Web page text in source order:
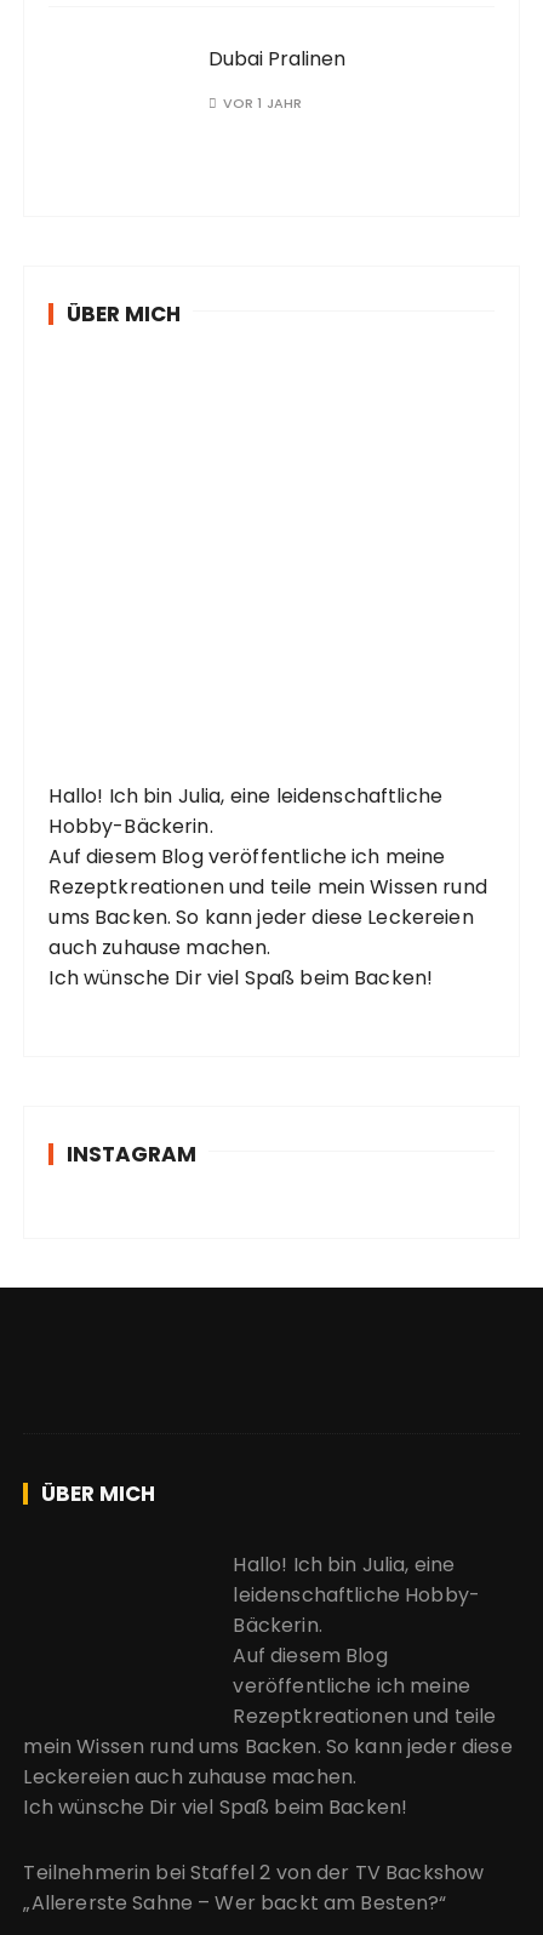
Dubai Pralinen
VOR 1 JAHR
ÜBER MICH
Hallo! Ich bin Julia, eine leidenschaftliche
Hobby-Bäckerin.
Auf diesem Blog veröffentliche ich meine
Rezeptkreationen und teile mein Wissen rund
ums Backen. So kann jeder diese Leckereien
auch zuhause machen.
Ich wünsche Dir viel Spaß beim Backen!
INSTAGRAM
ÜBER MICH
Hallo! Ich bin Julia, eine
leidenschaftliche Hobby-
Bäckerin.
Auf diesem Blog
veröffentliche ich meine
Rezeptkreationen und teile
mein Wissen rund ums Backen. So kann jeder diese
Leckereien auch zuhause machen.
Ich wünsche Dir viel Spaß beim Backen!
Teilnehmerin bei Staffel 2 von der TV Backshow
„Allererste Sahne – Wer backt am Besten?“